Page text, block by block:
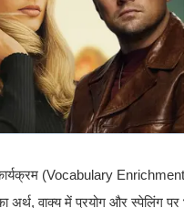
(Vocabulary
अर्थ, वाक्य में प्रयोग और स्पेलिंग पर